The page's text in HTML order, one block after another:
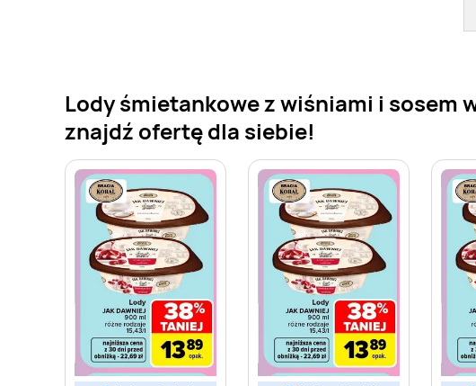
Lody śmietankowe z wiśniami i sosem
znajdź ofertę dla siebie!